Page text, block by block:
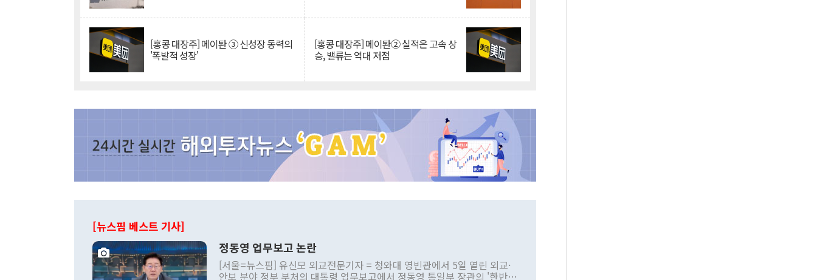
[홍콩 대장주] 메이퇀 ③ 신성장 동력의
'폭발적 성장'
[홍콩 대장주] 메이퇀② 실적은 고속 상
승, 밸류는 역대 저점
[뉴스핌 베스트 기사]
정동영 업무보고 논란
[서울=뉴스핌] 유신모 외교전문기자 = 청와대 영빈관에서 5일 열린 외교·
안보 분야 정부 부처의 대통령 업무보고에서 정동영 통일부 장관의 '한반도